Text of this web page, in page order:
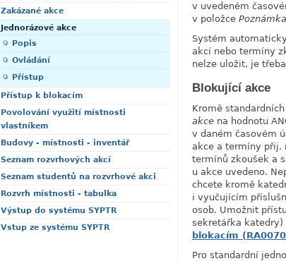
Zakázané akce
Jednorázové akce
Popis
Ovládání
Přístup
Přístup k blokacím
Povolování využití místnosti
vlastníkem
Budovy - místnosti - inventář
Seznam rozvrhových akcí
Seznam studentů na rozvrhové akci
Rozvrh místnosti - tabulka
Výstup do systému SYPTR
Vstup ze systému SYPTR
v uvedeném
v položce Poznámka
Systém
akcí nebo termíny
nelze uložit, je
Blokující akce
Kromě
akce na hodnotu
v daném časovém
akce a termíny přij.
termínů zkoušek a
u akce uvedeno.
chcete kromě
i vyučujícím
osob. Umožnit
sekretářka
blokacím
Pro standardní